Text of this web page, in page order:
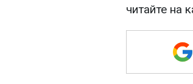
читайте на